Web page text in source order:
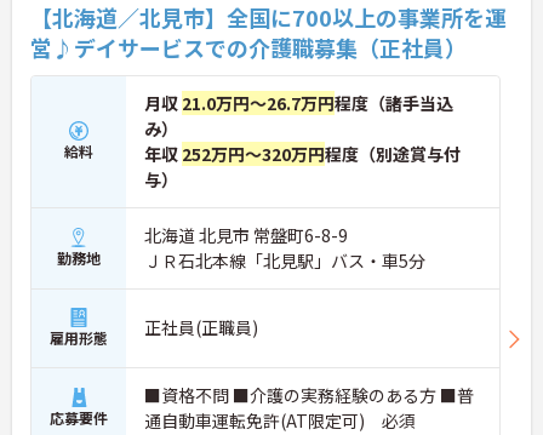
【北海道／北見市】全国に700以上の事業所を運
営♪デイサービスでの介護職募集（正社員）
給料
月収 21.0万円～26.7万円程度（諸手当込
み）
年収 252万円～320万円程度（別途賞与付
与）
勤務地
北海道 北見市 常盤町6-8-9
ＪＲ石北本線「北見駅」バス・車5分
雇用形態 正社員(正職員)
応募要件
■資格不問 ■介護の実務経験のある方 ■普
通自動車運転免許(AT限定可) 必須